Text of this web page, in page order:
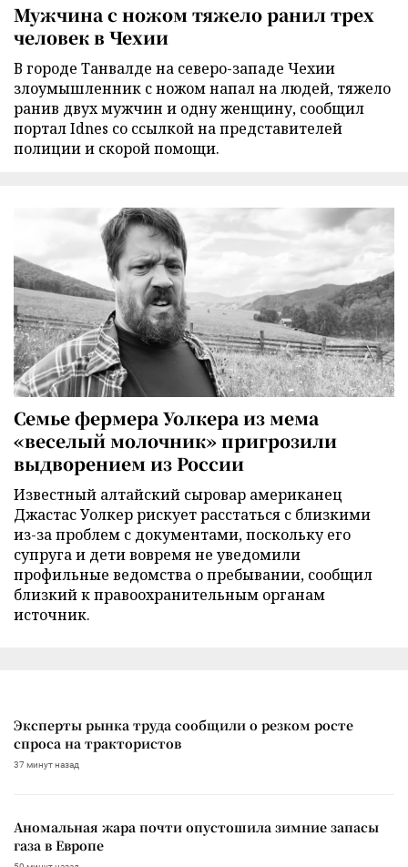
Мужчина с ножом тяжело ранил трех
человек в Чехии
В городе Танвалде на северо-западе Чехии
злоумышленник с ножом напал на людей, тяжело
ранив двух мужчин и одну женщину, сообщил
портал Idnes со ссылкой на представителей
полиции и скорой помощи.
Семье фермера Уолкера из мема
«веселый молочник» пригрозили
выдворением из России
Известный алтайский сыровар американец
Джастас Уолкер рискует расстаться с близкими
из-за проблем с документами, поскольку его
супруга и дети вовремя не уведомили
профильные ведомства о пребывании, сообщил
близкий к правоохранительным органам
источник.
Эксперты рынка труда сообщили о резком росте
спроса на трактористов
37 минут назад
Аномальная жара почти опустошила зимние запасы
газа в Европе